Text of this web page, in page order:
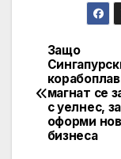
Защо
магнат се
с уелнес,
оформи
бизнеса